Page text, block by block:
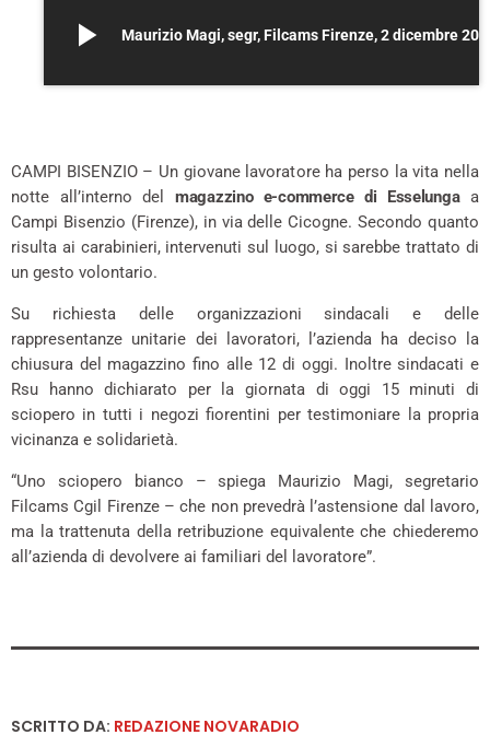
play_arrow Maurizio Magi, segr, Filcams Firenze, 2 dicembre
CAMPI BISENZIO – Un giovane lavoratore ha perso la vita nella
notte all’interno delmagazzino e-commerce di Esselungaa
Campi Bisenzio (Firenze), in via delle Cicogne. Secondo quanto
risulta ai carabinieri, intervenuti sul luogo, si sarebbe trattato di
un gesto volontario.
Su richiesta delle organizzazioni sindacali e delle
rappresentanze unitarie dei lavoratori, l’azienda ha deciso la
chiusura del magazzino fino alle 12 di oggi. Inoltre sindacati e
Rsu hanno dichiarato per la giornata di oggi 15 minuti di
sciopero in tutti i negozi fiorentini per testimoniare la propria
vicinanza e solidarietà.
“Uno sciopero bianco – spiega Maurizio Magi, segretario
Filcams Cgil Firenze – che non prevedrà l’astensione dal lavoro,
ma la trattenuta della retribuzione equivalente che chiederemo
all’azienda di devolvere ai familiari del lavoratore”.
SCRITTO DA: REDAZIONE NOVARADIO